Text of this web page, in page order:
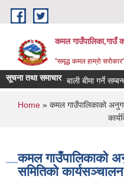
Skip to main content
कमल गाउँपालिका,गाउँ
"समृद्ध कमल हाम्रो सरोकार"
सूचना तथा समाचारबाली बीमा गर्ने
You are here
Home » कमल गाउँपालिकाको
कमल गाउँपालिकाको
समितिको